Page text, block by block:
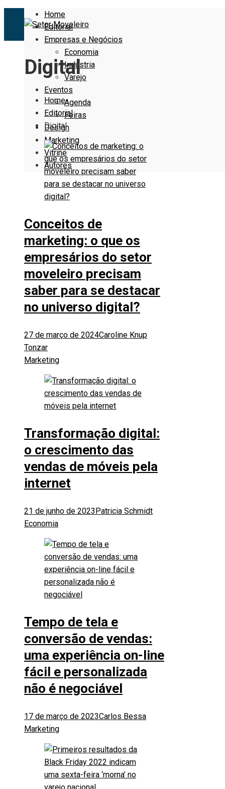
Home
Editorial
Empresas e Negócios
Economia
Indústria
Varejo
Eventos
Agenda
Feiras
Design
Marketing
Vitrine
Autores
Digital
Home
Editorial
Digital
Conceitos de
marketing: o que os
empresários do setor
moveleiro precisam
saber para se destacar
no universo digital?
27 de março de 2024Caroline Knup
Tonzar
Marketing
Transformação digital:
o crescimento das
vendas de móveis pela
internet
21 de junho de 2023Patricia Schmidt
Economia
Tempo de tela e
conversão de vendas:
uma experiência on-line
fácil e personalizada
não é negociável
17 de março de 2023Carlos Bessa
Marketing